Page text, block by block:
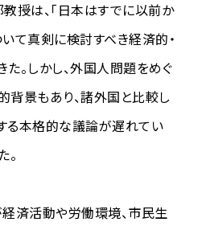
授は、「日本はすでに以前か
て真剣に検討すべき経済的・
。しかし、外国人問題をめぐ
背景もあり、諸外国と比較し
る本格的な議論が遅れてい
。
済活動や労働環境、市民生